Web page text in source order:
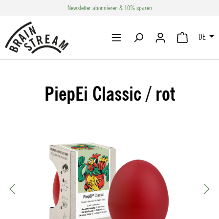
Zum Hauptinhalt springenNewsletter abonnieren & 10% sparen
DE
PiepEi Classic / rot
Bildergalerie überspringen